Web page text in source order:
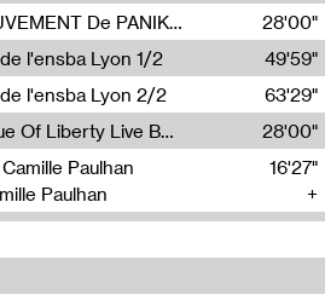
Nima Henryon,Athéna Noël,Amir Genillon,Ibourayane Ahmadi,Manelle Cherrih,Honorine Gibello,John Weeber,Manon JosephRadia Show #1089 : MOUVEMENT De PANIK (Radio Panik)
28'00"
l'ensba Lyon 1/2
49'59"
l'ensba Lyon 2/2
63'29"
Radia Show #1088 : Statue Of Liberty Live By Ed Baxter (Resonance)
28'00"
Paulhan
Paulhan
16'27"